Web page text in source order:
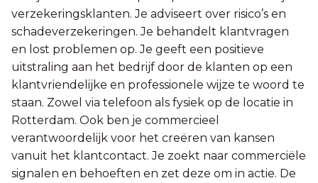
verzekeringsklanten. Je adviseert over risico’s en
schadeverzekeringen. Je behandelt klantvragen
en lost problemen op. Je geeft een positieve
uitstraling aan het bedrijf door de klanten op een
klantvriendelijke en professionele wijze te woord te
staan. Zowel via telefoon als fysiek op de locatie in
Rotterdam. Ook ben je commercieel
verantwoordelijk voor het creëren van kansen
vanuit het klantcontact. Je zoekt naar commerciële
signalen en behoeften en zet deze om in actie. De